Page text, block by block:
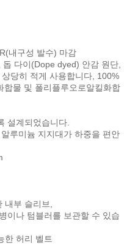
내구성 발수) 마감
다이(Dope dyed) 안감 원단,
당히 적게 사용합니다, 100%
합물 및 폴리플루오로알킬화합
설계되었습니다.
루미늄 지지대가 하중을 편안
내부 슬리브,
이나 텀블러를 보관할 수 있습
한 허리 벨트